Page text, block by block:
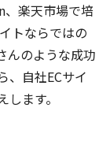
、楽天市場で培
トならではの
んのような成功
、自社ECサイ
ます。